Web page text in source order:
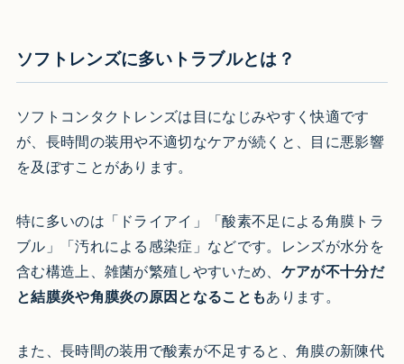
ソフトレンズに多いトラブルとは？
ソフトコンタクトレンズは目になじみやすく快適です
が、長時間の装用や不適切なケアが続くと、目に悪影響
を及ぼすことがあります。
特に多いのは「ドライアイ」「酸素不足による角膜トラ
ブル」「汚れによる感染症」などです。レンズが水分を
含む構造上、雑菌が繁殖しやすいため、 ケアが不十分だ
と結膜炎や角膜炎の原因となることもあります。
また、長時間の装用で酸素が不足すると、角膜の新陳代